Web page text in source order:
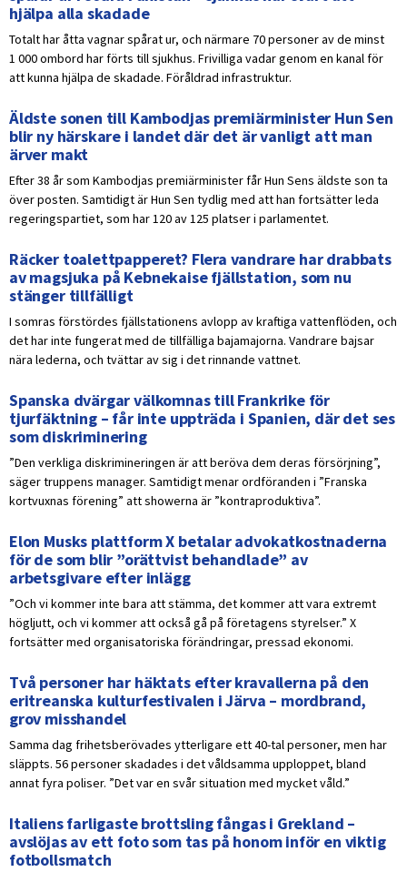
hjälpa alla skadade
Totalt har åtta vagnar spårat ur, och närmare 70 personer av de minst
1 000 ombord har förts till sjukhus. Frivilliga vadar genom en kanal för
att kunna hjälpa de skadade. Föråldrad infrastruktur.
Äldste sonen till Kambodjas premiärminister Hun Sen
blir ny härskare i landet där det är vanligt att man
ärver makt
Efter 38 år som Kambodjas premiärminister får Hun Sens äldste son ta
över posten. Samtidigt är Hun Sen tydlig med att han fortsätter leda
regeringspartiet, som har 120 av 125 platser i parlamentet.
Räcker toalettpapperet? Flera vandrare har drabbats
av magsjuka på Kebnekaise fjällstation, som nu
stänger tillfälligt
I somras förstördes fjällstationens avlopp av kraftiga vattenflöden, och
det har inte fungerat med de tillfälliga bajamajorna. Vandrare bajsar
nära lederna, och tvättar av sig i det rinnande vattnet.
Spanska dvärgar välkomnas till Frankrike för
tjurfäktning – får inte uppträda i Spanien, där det ses
som diskriminering
”Den verkliga diskrimineringen är att beröva dem deras försörjning”,
säger truppens manager. Samtidigt menar ordföranden i ”Franska
kortvuxnas förening” att showerna är ”kontraproduktiva”.
Elon Musks plattform X betalar advokatkostnaderna
för de som blir ”orättvist behandlade” av
arbetsgivare efter inlägg
”Och vi kommer inte bara att stämma, det kommer att vara extremt
högljutt, och vi kommer att också gå på företagens styrelser.” X
fortsätter med organisatoriska förändringar, pressad ekonomi.
Två personer har häktats efter kravallerna på den
eritreanska kulturfestivalen i Järva – mordbrand,
grov misshandel
Samma dag frihetsberövades ytterligare ett 40-tal personer, men har
släppts. 56 personer skadades i det våldsamma upploppet, bland
annat fyra poliser. ”Det var en svår situation med mycket våld.”
Italiens farligaste brottsling fångas i Grekland –
avslöjas av ett foto som tas på honom inför en viktig
fotbollsmatch